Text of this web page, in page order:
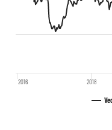
2016 2018